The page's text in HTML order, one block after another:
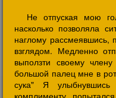
Не отпуская мою
насколько позволяла
наглому рассмеявшись,
взглядом. Медленно
выползти своему
большой палец мне в
сука" Я улыбнувшись
комплименту,